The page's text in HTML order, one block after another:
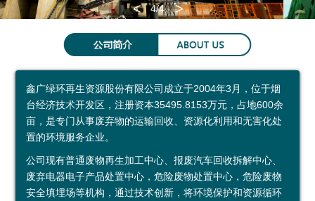
集
成
员
鑫
广
再
烟
台
绿
化
置
拆
解
拆
解
普
废
加
工
利
环保科普
环
保
展
示
中
心
普
公
益
参
观
预
约
4/4
< >
鑫广绿环再生资源股份有限公司成立于2004年3月，位于烟
台经济技术开发区，注册资本35495.8153万元，占地600余
亩，是专门从事废弃物的运输回收、资源化利用和无害化处
置的环境服务企业。
公司现有普通废物再生加工中心、报废汽车回收拆解中心、
废弃电器电子产品处置中心，危险废物处置中心，危险废物
安全填埋场等机构，通过技术创新，将环境保护和资源循环